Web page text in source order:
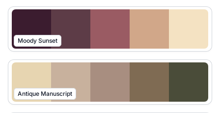
Moody Sunset
Antique Manuscript